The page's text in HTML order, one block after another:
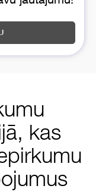
kas